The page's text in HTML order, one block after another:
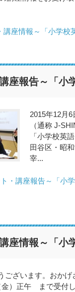
講座情報～「小学
座報告～「小
2015年12月
（通称 J-
「小学校英
田谷区・昭
宰...
ト・講座報告～「小
座情報～「小
ございます。おか
金）正午 まで受付